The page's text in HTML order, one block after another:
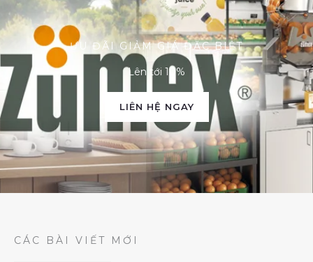
ƯU ĐÃI GIẢM GIÁ ĐẶC BIỆT
Lên tới 10%
LIÊN HỆ NGAY
CÁC BÀI VIẾT MỚI